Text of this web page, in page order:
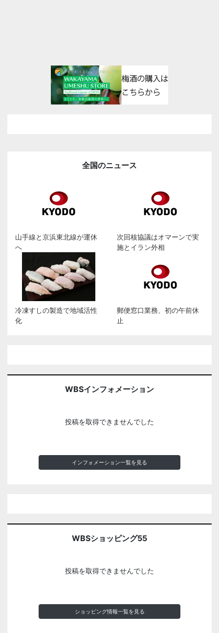
全国のニュース
山手線と京浜東北線が運休
へ
次回核協議はオマーンで実
施とイラン外相
冷凍すしの製造で地域活性
化
郵便窓口業務、初の午前休
止
WBSインフォメーション
投稿を取得できませんでした
インフォメーション一覧を見る
WBSショッピング55
投稿を取得できませんでした
ショッピング情報一覧を見る